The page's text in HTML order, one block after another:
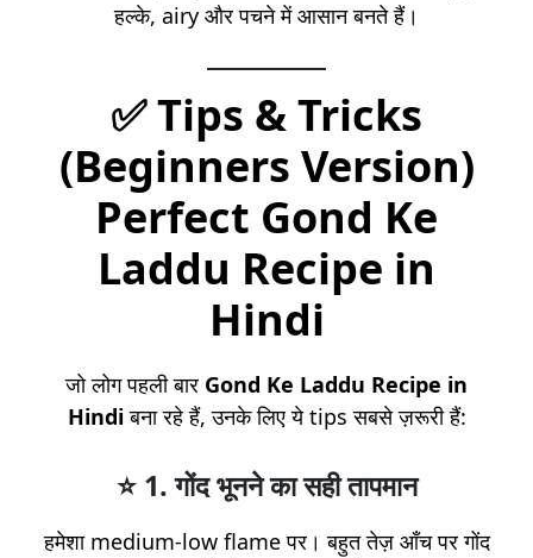
हल्के, airy और पचने में आसान बनते हैं।
✅ Tips & Tricks
(Beginners Version)
Perfect Gond Ke
Laddu Recipe in
Hindi
जो लोग पहली बार Gond Ke Laddu Recipe in
Hindiबना रहे हैं, उनके लिए ये tips सबसे ज़रूरी हैं:
⭐ 1. गोंद भूनने का सही तापमान
हमेशा medium-low flame पर। बहुत तेज़ आँच पर गोंद